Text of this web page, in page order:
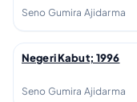
Seno Gumira Ajidarma
Negeri Kabut; 1996
Seno Gumira Ajidarma